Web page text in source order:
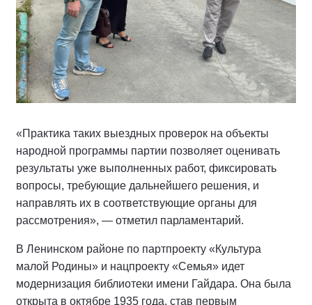
«Практика таких выездных проверок на объекты
народной программы партии позволяет оценивать
результаты уже выполненных работ, фиксировать
вопросы, требующие дальнейшего решения, и
направлять их в соответствующие органы для
рассмотрения», — отметил парламентарий.
В Ленинском районе по партпроекту «Культура
малой Родины» и нацпроекту «Семья» идет
модернизация библиотеки имени Гайдара. Она была
открыта в октябре 1935 года, став первым